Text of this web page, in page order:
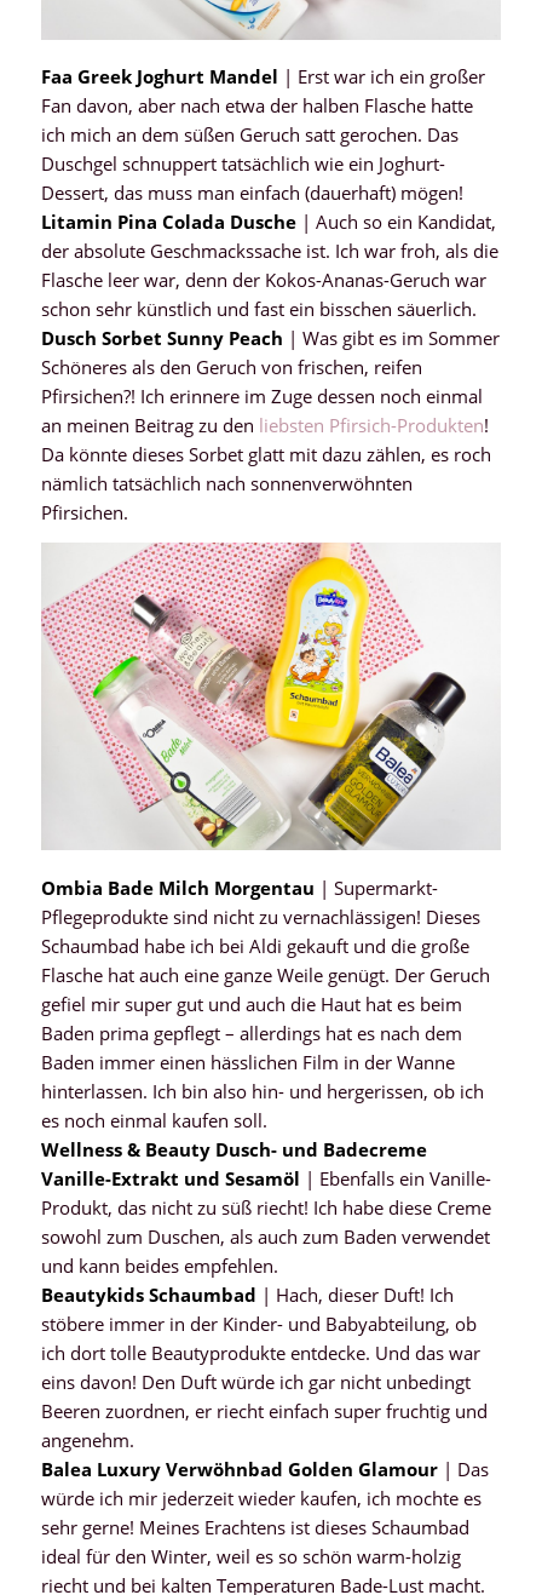
Faa Greek Joghurt Mandel | Erst war ich ein großer
Fan davon, aber nach etwa der halben Flasche hatte
ich mich an dem süßen Geruch satt gerochen. Das
Duschgel schnuppert tatsächlich wie ein Joghurt-
Dessert, das muss man einfach (dauerhaft) mögen!
Litamin Pina Colada Dusche| Auch so ein Kandidat,
der absolute Geschmackssache ist. Ich war froh, als die
Flasche leer war, denn der Kokos-Ananas-Geruch war
schon sehr künstlich und fast ein bisschen säuerlich.
Dusch Sorbet Sunny Peach | Was gibt es im Sommer
Schöneres als den Geruch von frischen, reifen
Pfirsichen?! Ich erinnere im Zuge dessen noch einmal
an meinen Beitrag zu den liebsten Pfirsich-Produkten!
Da könnte dieses Sorbet glatt mit dazu zählen, es roch
nämlich tatsächlich nach sonnenverwöhnten
Pfirsichen.
Ombia Bade Milch Morgentau | Supermarkt-
Pflegeprodukte sind nicht zu vernachlässigen! Dieses
Schaumbad habe ich bei Aldi gekauft und die große
Flasche hat auch eine ganze Weile genügt. Der Geruch
gefiel mir super gut und auch die Haut hat es beim
Baden prima gepflegt – allerdings hat es nach dem
Baden immer einen hässlichen Film in der Wanne
hinterlassen. Ich bin also hin- und hergerissen, ob ich
es noch einmal kaufen soll.
Wellness & Beauty Dusch- und Badecreme
Vanille-Extrakt und Sesamöl | Ebenfalls ein Vanille-
Produkt, das nicht zu süß riecht! Ich habe diese Creme
sowohl zum Duschen, als auch zum Baden verwendet
und kann beides empfehlen.
Beautykids Schaumbad | Hach, dieser Duft! Ich
stöbere immer in der Kinder- und Babyabteilung, ob
ich dort tolle Beautyprodukte entdecke. Und das war
eins davon! Den Duft würde ich gar nicht unbedingt
Beeren zuordnen, er riecht einfach super fruchtig und
angenehm.
Balea Luxury Verwöhnbad Golden Glamour| Das
würde ich mir jederzeit wieder kaufen, ich mochte es
sehr gerne! Meines Erachtens ist dieses Schaumbad
ideal für den Winter, weil es so schön warm-holzig
riecht und bei kalten Temperaturen Bade-Lust macht.